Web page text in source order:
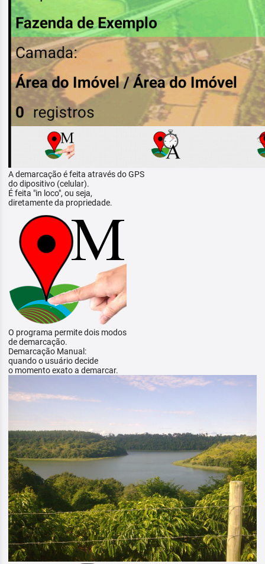
A demarcação é feita através do GPS
do dipositivo (celular).
É feita "in loco", ou seja,
diretamente da propriedade.
O programa permite dois modos
de demarcação.
Demarcação Manual:
quando o usuário decide
o momento exato a demarcar.